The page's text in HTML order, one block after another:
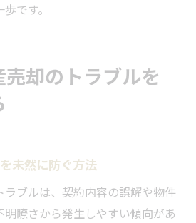
です。
却のトラブルを
未然に防ぐ方法
ブルは、契約内容の誤解や物件
瞭さから発生しやすい傾向があ